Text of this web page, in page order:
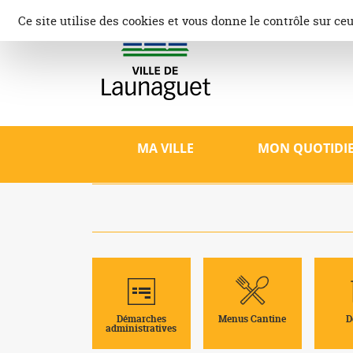
contenu
Site
MA VILLE MON
Démarches
administratives
Menus Cantine
Ce site utilise des cookies et vous donne le contrôle sur